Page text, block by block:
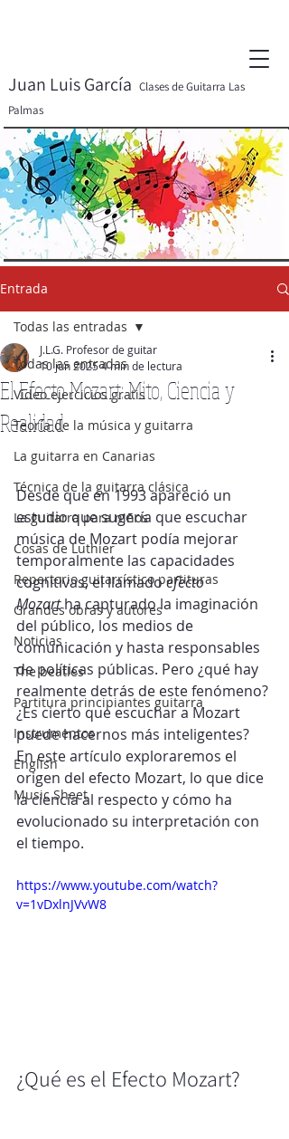
Juan Luis García Clases de Guitarra Las
Palmas
Entrada
Todas las entradas
Video ejercicios gratis
Teoría de la música y guitarra
La guitarra en Canarias
Técnica de la guitarra clásica
La guitarra para niños
Cosas de Luthier
Repertorio guitarrístico partituras
Grandes obras y autores
Noticias
The beatles
Partitura principiantes guitarra
Instrumentos
English
Music Sheet
Todas las entradas
El Efecto Mozart: Mito, Ciencia y
Realidad
J.L.G. Profesor de guitar
10 jun 20254 min de lectura
Desde que en 1993 apareció un
estudio que sugería que escuchar
música de Mozart podía mejorar
temporalmente las capacidades
cognitivas, el llamado efecto
Mozart ha capturado la imaginación
del público, los medios de
comunicación y hasta responsables
de políticas públicas. Pero ¿qué hay
realmente detrás de este fenómeno?
¿Es cierto que escuchar a Mozart
puede hacernos más inteligentes?
En este artículo exploraremos el
origen del efecto Mozart, lo que dice
la ciencia al respecto y cómo ha
evolucionado su interpretación con
el tiempo.
https://www.youtube.com/watch?
v=1vDxlnJVvW8
¿Qué es el Efecto Mozart?